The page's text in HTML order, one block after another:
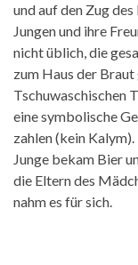
und auf den Zug
Jungen und ihre
nicht üblich, die
zum Haus der Braut
Tschuwaschischen
eine symbolische
zahlen (kein
Junge bekam Bier
die Eltern des
nahm es für sich.